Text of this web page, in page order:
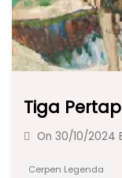
Tiga
On 30/10/2024
Cerpen Legenda